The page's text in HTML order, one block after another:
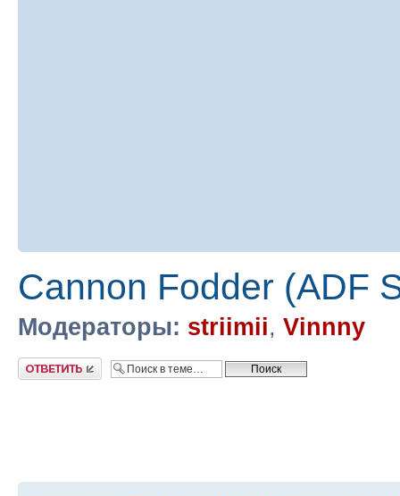
Cannon Fodder (ADF
Модераторы: striimii, Vinnny
Ответить